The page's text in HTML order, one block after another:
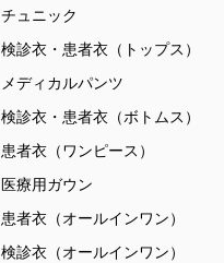
チュニック
検診衣・患者衣（トップス）
メディカルパンツ
検診衣・患者衣（ボトムス）
患者衣（ワンピース）
医療用ガウン
患者衣（オールインワン）
検診衣（オールインワン）